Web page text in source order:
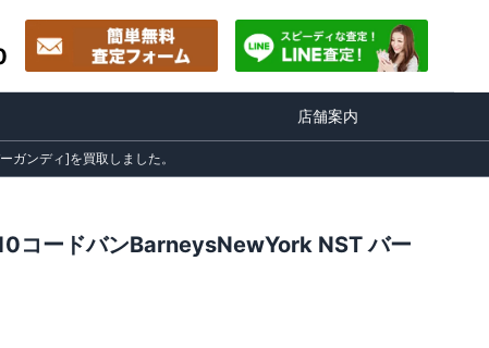
店舗案内
ンディ]を買取しました。
コードバンBarneysNewYork NST バー